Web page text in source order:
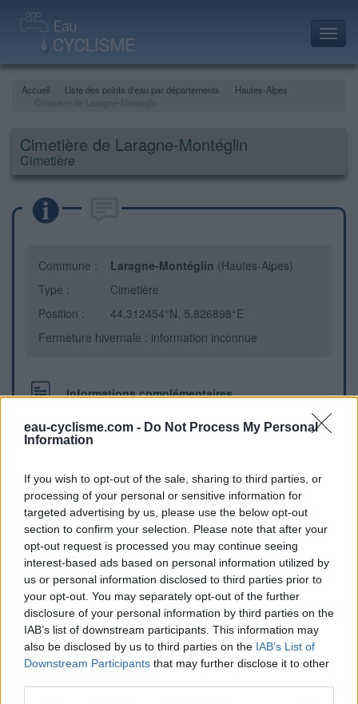
eau-cyclisme.com - Do Not Process My Personal
Information
If you wish to opt-out of the sale, sharing to third parties, or
processing of your personal or sensitive information for
targeted advertising by us, please use the below opt-out
section to confirm your selection. Please note that after your
opt-out request is processed you may continue seeing
interest-based ads based on personal information utilized by
us or personal information disclosed to third parties prior to
your opt-out. You may separately opt-out of the further
disclosure of your personal information by third parties on the
IAB’s list of downstream participants. This information may
also be disclosed by us to third parties on the IAB’s List of
Downstream Participants that may further disclose it to other
Accueil Liste des points d'eau par départements
Hautes-Alpes
Cimetière de Laragne-Montéglin
Cimetière
Commune : Laragne-Montéglin (Hautes-Alpes)
Type :
Cimetière
Position :
44.312454°N, 5.826898°E
Fermeture hivernale : information inconnue
Informations complémentaires
Le cimetière se trouve au niveau du rond-point à l'entrée est
de la ville.
Repères visuels
Afficher la carte